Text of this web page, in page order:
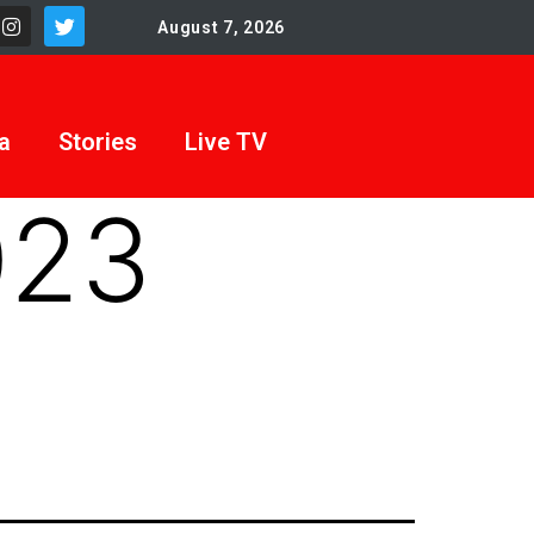
August 7, 2026
Stories Live TV